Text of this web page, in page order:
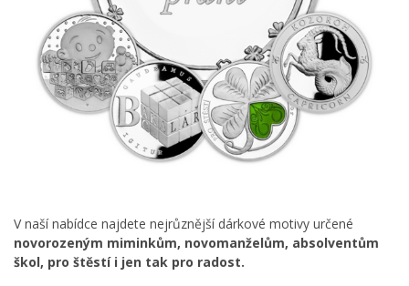
V naší nabídce najdete nejrůznější dárkové motivy určené
novorozeným miminkům, novomanželům, absolventům
škol, pro štěstí i jen tak pro radost.